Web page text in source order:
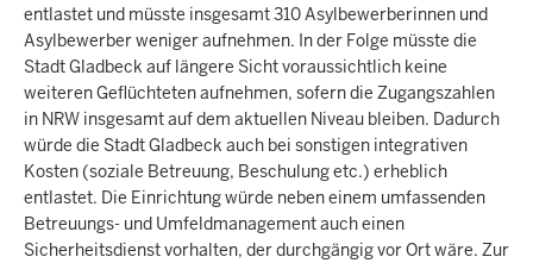
entlastet und müsste insgesamt 310 Asylbewerberinnen und
Asylbewerber weniger aufnehmen. In der Folge müsste die
Stadt Gladbeck auf längere Sicht voraussichtlich keine
weiteren Geflüchteten aufnehmen, sofern die Zugangszahlen
in NRW insgesamt auf dem aktuellen Niveau bleiben. Dadurch
würde die Stadt Gladbeck auch bei sonstigen integrativen
Kosten (soziale Betreuung, Beschulung etc.) erheblich
entlastet. Die Einrichtung würde neben einem umfassenden
Betreuungs- und Umfeldmanagement auch einen
Sicherheitsdienst vorhalten, der durchgängig vor Ort wäre. Zur